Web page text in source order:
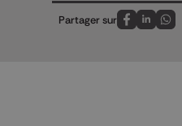
Partager sur
Partagez